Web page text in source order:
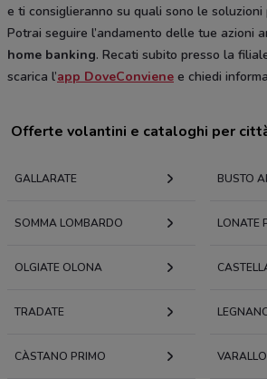
e ti consiglieranno su quali sono le
Potrai seguire l’andamento delle tue azioni
home banking. Recati subito presso la
scarica l’app DoveConviene e chiedi
Offerte volantini e cataloghi per
GALLARATE BUSTO
SOMMA LOMBARDO LONATE
OLGIATE OLONA
TRADATE
CÀSTANO PRIMO